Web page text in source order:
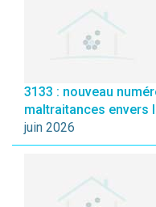
3133 : nouveau
maltraitances envers
juin 2026